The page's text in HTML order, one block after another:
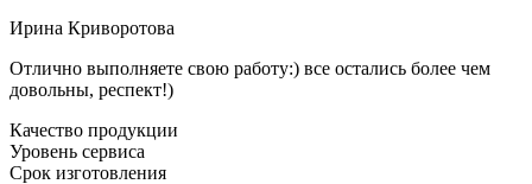
Ирина Криворотова
Отлично выполняете свою работу:) все остались более чем
довольны, респект!)
Качество продукции
Уровень сервиса
Срок изготовления